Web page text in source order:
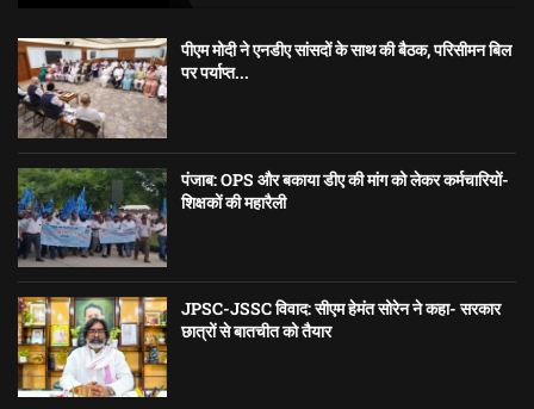
पीएम मोदी ने एनडीए सांसदों के साथ की बैठक, परिसीमन बिल
पर पर्याप्त...
पंजाब: OPS और बकाया डीए की मांग को लेकर कर्मचारियों-
शिक्षकों की महारैली
JPSC-JSSC विवाद: सीएम हेमंत सोरेन ने कहा- सरकार
छात्रों से बातचीत को तैयार